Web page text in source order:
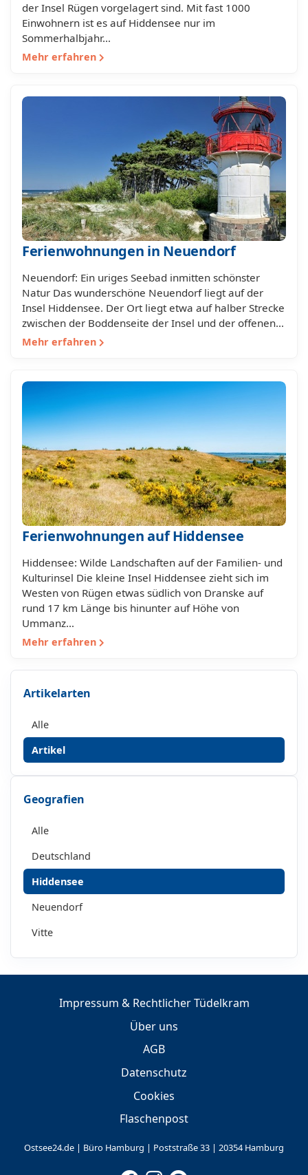
der Insel Rügen vorgelagert sind. Mit fast 1000
Einwohnern ist es auf Hiddensee nur im
Sommerhalbjahr…
Mehr erfahren
Ferienwohnungen in Neuendorf
Neuendorf: Ein uriges Seebad inmitten schönster
Natur Das wunderschöne Neuendorf liegt auf der
Insel Hiddensee. Der Ort liegt etwa auf halber Strecke
zwischen der Boddenseite der Insel und der offenen…
Mehr erfahren
Ferienwohnungen auf Hiddensee
Hiddensee: Wilde Landschaften auf der Familien- und
Kulturinsel Die kleine Insel Hiddensee zieht sich im
Westen von Rügen etwas südlich von Dranske auf
rund 17 km Länge bis hinunter auf Höhe von
Ummanz…
Mehr erfahren
Artikelarten
Alle
Artikel
Geografien
Alle
Deutschland
Hiddensee
Neuendorf
Vitte
Impressum & Rechtlicher Tüdelkram
Über uns
AGB
Datenschutz
Cookies
Flaschenpost
Ostsee24.de | Büro Hamburg | Poststraße 33 | 20354 Hamburg